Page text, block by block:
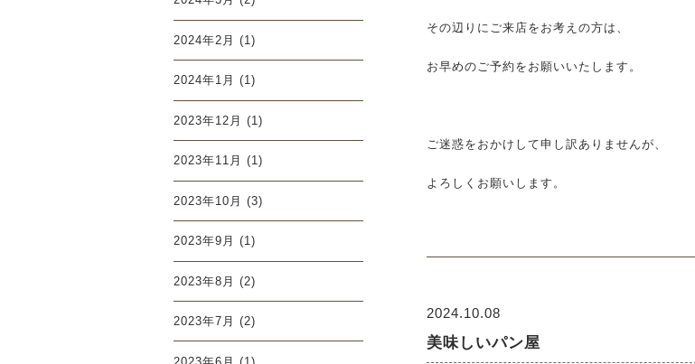
その辺りにご来店をお考えの方は、
お早めのご予約をお願いいたします。
ご迷惑をおかけして申し訳ありませんが、
よろしくお願いします。
2024.10.08
美味しいパン屋
2024年2月 (1)
2024年1月 (1)
2023年12月 (1)
2023年11月 (1)
2023年10月 (3)
2023年9月 (1)
2023年8月 (2)
2023年7月 (2)